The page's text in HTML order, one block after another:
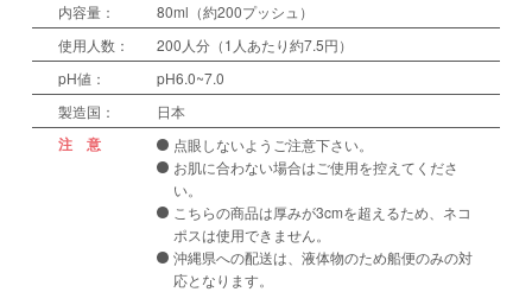
内容量：
80ml（約200プッシュ）
使用人数：
200人分（1人あたり約7.5円）
pH値：
pH6.0~7.0
製造国：
日本
注 意
点眼しないようご注意下さい。
お肌に合わない場合はご使用を控えてくださ
い。
こちらの商品は厚みが3cmを超えるため、ネコ
ポスは使用できません。
沖縄県への配送は、液体物のため船便のみの対
応となります。